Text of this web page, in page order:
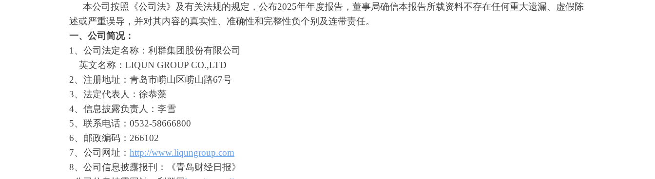
本公司按照《公司法》及有关法规的规定，公布2025年年度报告，董事局确信本报告所载资料不存在任何重大遗漏、虚假陈
述或严重误导，并对其内容的真实性、准确性和完整性负个别及连带责任。
一、公司简况：
1、公司法定名称：利群集团股份有限公司
英文名称： LIQUN GROUP CO.,LTD
2、注册地址：青岛市崂山区崂山路67号
3、法定代表人：徐恭藻
4、信息披露负责人：李雪
5、联系电话：0532-58666800
6、邮政编码：266102
7、公司网址： http://www.liqungroup.com
8、公司信息披露报刊：《青岛财经日报》